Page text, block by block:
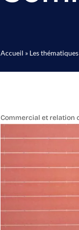
Accueil » Les thématiques
Commercial et relation